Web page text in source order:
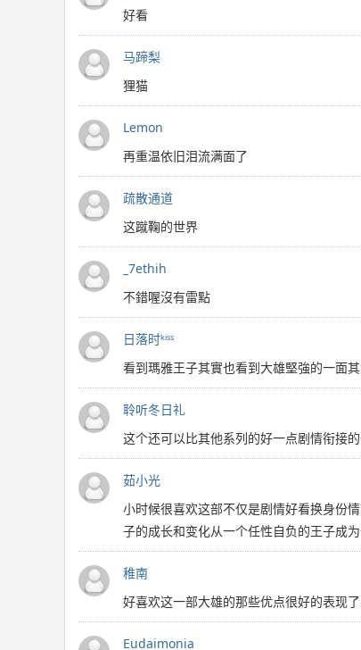
好看
马蹄梨
狸猫
Lemon
再重温依旧泪流满面了
疏散通道
这蹴鞠的世界
_7ethih
不錯喔沒有雷點
日落时ᵏⁱˢˢ
看到瑪雅王子其實也看到大雄堅強的一面
聆听冬日礼
这个还可以比其他系列的好一点剧情衔接
茹小光
小时候很喜欢这部不仅是剧情好看换身份
子的成长和变化从一个任性自负的王子成
稚南
好喜欢这一部大雄的那些优点很好的表现
Eudaimonia